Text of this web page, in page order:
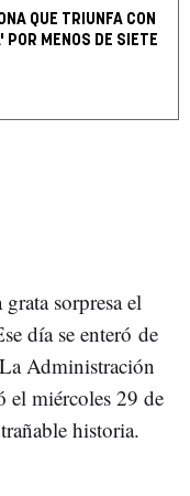
QUE TRIUNFA CON
POR MENOS DE SIETE
sorpresa el
día se enteró de
Administración
el miércoles 29 de
historia.